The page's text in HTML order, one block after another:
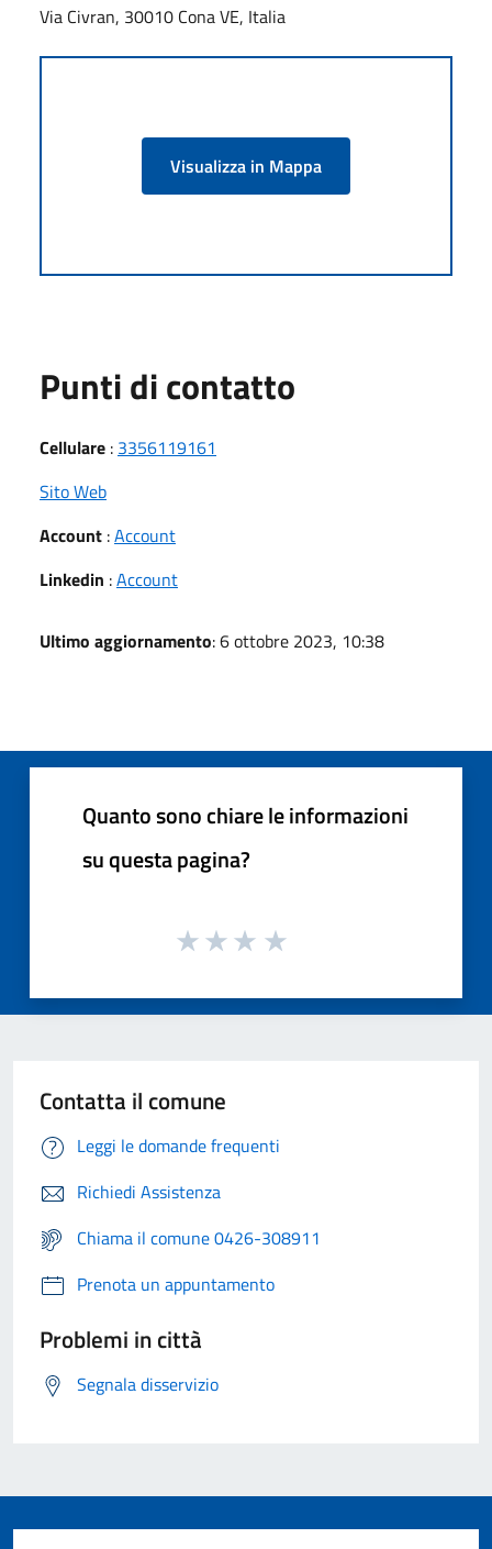
Via Civran, 30010 Cona VE, Italia
Visualizza in Mappa
Punti di contatto
Cellulare : 3356119161
Sito Web
Account :Account
Linkedin :Account
Ultimo aggiornamento: 6 ottobre 2023, 10:38
Quanto sono chiare le informazioni
su questa pagina?
Contatta il comune
Leggi le domande frequenti
Richiedi Assistenza
Chiama il comune 0426-308911
Prenota un appuntamento
Problemi in città
Segnala disservizio